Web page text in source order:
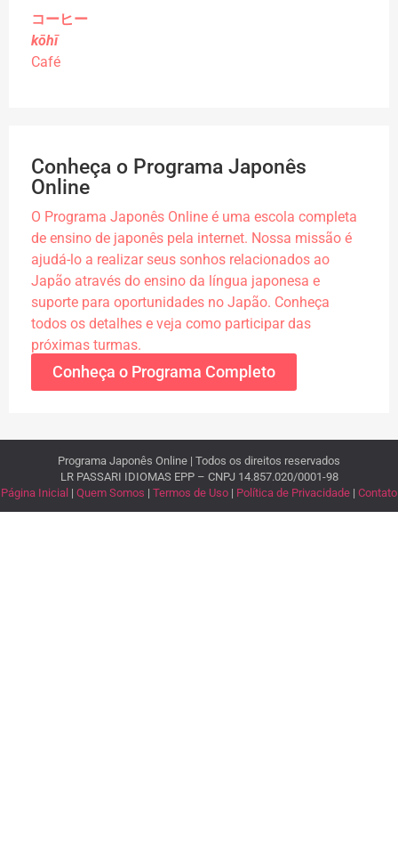
コーヒー
kōhī
Café
Conheça o Programa Japonês
Online
O Programa Japonês Online é uma escola completa
de ensino de japonês pela internet. Nossa missão é
ajudá-lo a realizar seus sonhos relacionados ao
Japão através do ensino da língua japonesa e
suporte para oportunidades no Japão. Conheça
todos os detalhes e veja como participar das
próximas turmas.
Conheça o Programa Completo
Programa Japonês Online | Todos os direitos reservados
LR PASSARI IDIOMAS EPP – CNPJ 14.857.020/0001-98
Página Inicial | Quem Somos | Termos de Uso | Política de Privacidade | Contato